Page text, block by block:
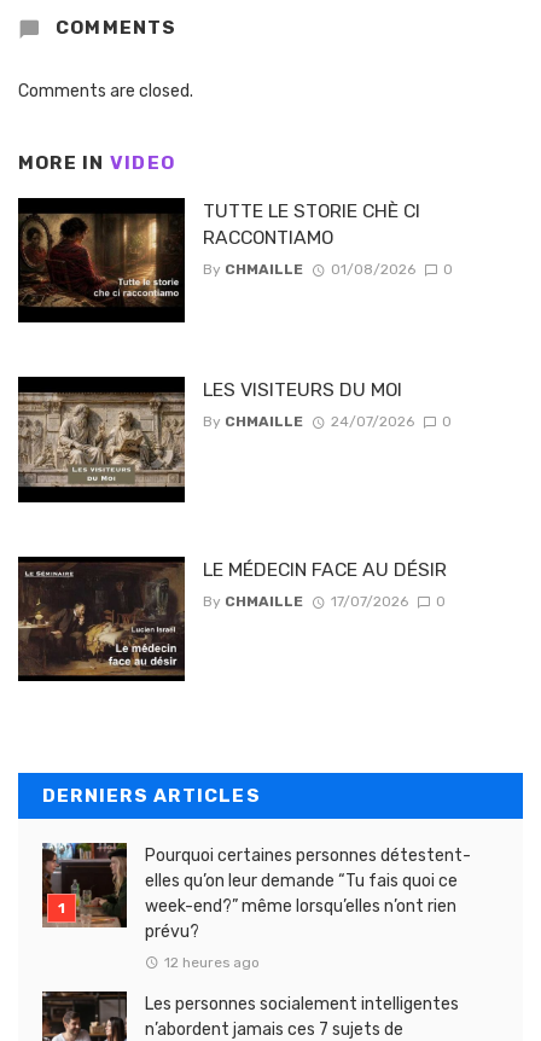
COMMENTS
Comments are closed.
MORE IN VIDEO
TUTTE LE STORIE CHÈ CI
RACCONTIAMO
By CHMAILLE 01/08/2026 0
LES VISITEURS DU MOI
By CHMAILLE 24/07/2026 0
LE MÉDECIN FACE AU DÉSIR
By CHMAILLE 17/07/2026 0
DERNIERS ARTICLES
Pourquoi certaines personnes détestent-
elles qu’on leur demande “Tu fais quoi ce
week-end?” même lorsqu’elles n’ont rien
prévu?
12 heures ago
Les personnes socialement intelligentes
n’abordent jamais ces 7 sujets de